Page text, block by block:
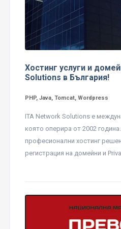
Хостинг услуги и
Solutions в България!
PHP, Java, Tomcat, Wordpress
ITA Network Solutions е
която оперира от 2002
професионални хостинг
регистрация на домейни и